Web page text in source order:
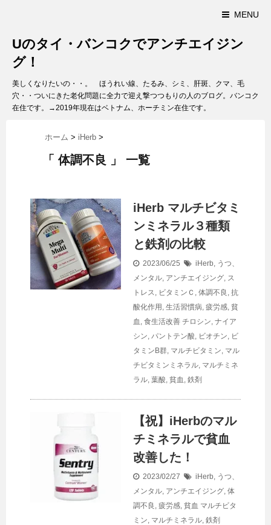
MENU
Uのタイ・バンコクでアンチエイジン
グ！
美しくなりたいの・・。 ほうれい線、たるみ、シミ、肝斑、クマ、毛
穴・・ついにきた老化問題に全力で迎え撃つつもりの人のブログ。バンコク
在住です。→2019年現在はベトナム、ホーチミン在住です。
ホーム > iHerb >
「 体調不良 」 一覧
iHerb マルチビタミ
ンミネラル３種類
と鉄剤の比較
2023/06/25 iHerb, うつ、
メンタル, アンチエイジング, ス
トレス, ビタミンＣ , 体調不良 , 抗
酸化作用 , 生活習慣病, 疲労感, 貧
血 , 食生活改善 チロシン, ナイア
シン, パントテン酸, ビオチン, ビ
タミンB群, マルチビタミン, マル
チビタミンミネラル, マルチミネ
ラル, 葉酸, 貧血 , 鉄剤
【祝】iHerbのマル
チミネラルで貧血
改善した！
2023/02/27 iHerb, うつ、
メンタル, アンチエイジング, 体
調不良 , 疲労感, 貧血 マルチビタ
ミン, マルチミネラル, 鉄剤